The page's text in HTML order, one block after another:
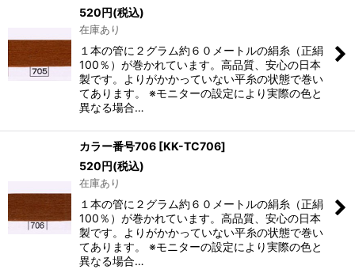
520円(税込)
在庫あり
１本の管に２グラム約６０メートルの絹糸（正絹
100％）が巻かれています。高品質、安心の日本
製です。よりがかかっていない平糸の状態で巻い
てあります。 ※モニターの設定により実際の色と
異なる場合…
カラー番号706 [KK-TC706]
520円(税込)
在庫あり
１本の管に２グラム約６０メートルの絹糸（正絹
100％）が巻かれています。高品質、安心の日本
製です。よりがかかっていない平糸の状態で巻い
てあります。 ※モニターの設定により実際の色と
異なる場合…